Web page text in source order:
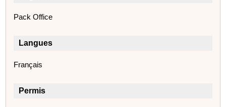
Pack Office
Langues
Français
Permis